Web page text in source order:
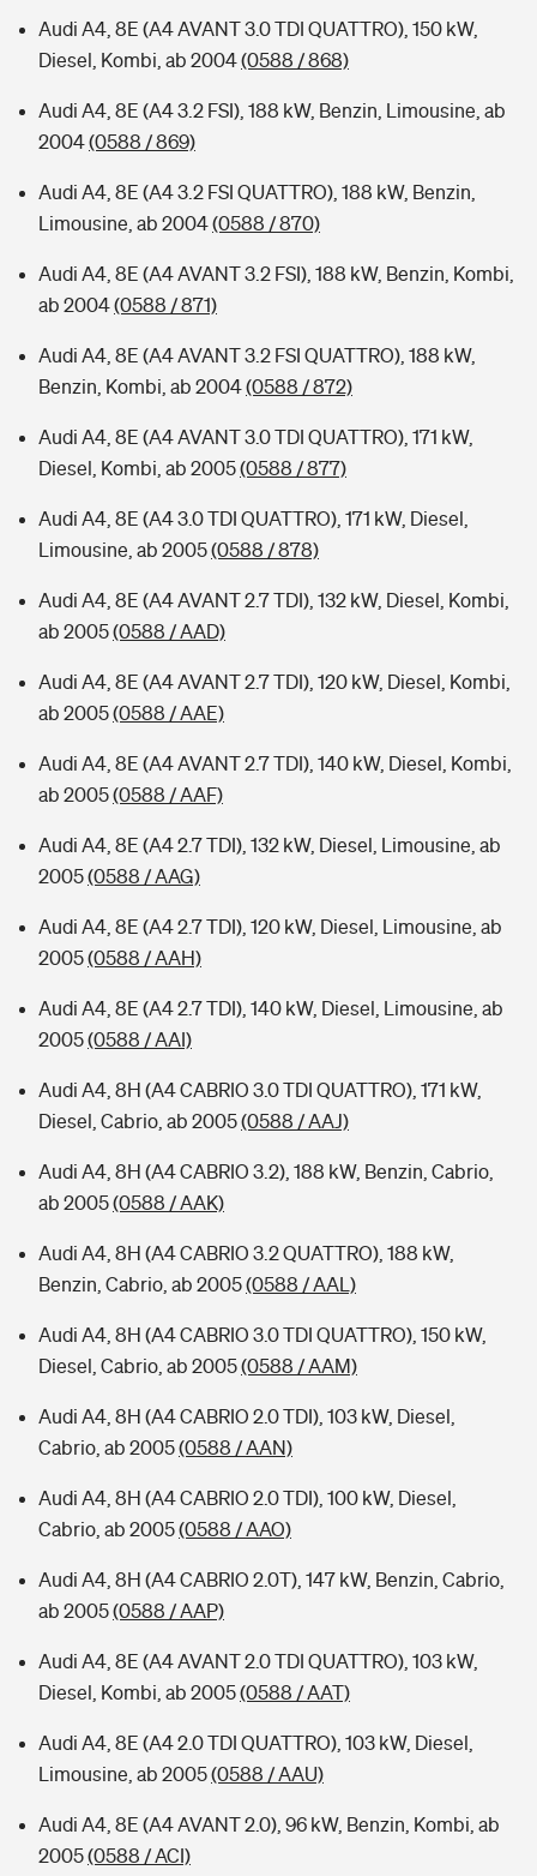
Audi A4, 8E (A4 AVANT 3.0 TDI QUATTRO), 150 kW,
Diesel, Kombi, ab 2004(0588 / 868)
Audi A4, 8E (A4 3.2 FSI), 188 kW, Benzin, Limousine, ab
2004(0588 / 869)
Audi A4, 8E (A4 3.2 FSI QUATTRO), 188 kW, Benzin,
Limousine, ab 2004(0588 / 870)
Audi A4, 8E (A4 AVANT 3.2 FSI), 188 kW, Benzin, Kombi,
ab 2004(0588 / 871)
Audi A4, 8E (A4 AVANT 3.2 FSI QUATTRO), 188 kW,
Benzin, Kombi, ab 2004(0588 / 872)
Audi A4, 8E (A4 AVANT 3.0 TDI QUATTRO), 171 kW,
Diesel, Kombi, ab 2005(0588 / 877)
Audi A4, 8E (A4 3.0 TDI QUATTRO), 171 kW, Diesel,
Limousine, ab 2005(0588 / 878)
Audi A4, 8E (A4 AVANT 2.7 TDI), 132 kW, Diesel, Kombi,
ab 2005(0588 / AAD)
Audi A4, 8E (A4 AVANT 2.7 TDI), 120 kW, Diesel, Kombi,
ab 2005(0588 / AAE)
Audi A4, 8E (A4 AVANT 2.7 TDI), 140 kW, Diesel, Kombi,
ab 2005(0588 / AAF)
Audi A4, 8E (A4 2.7 TDI), 132 kW, Diesel, Limousine, ab
2005(0588 / AAG)
Audi A4, 8E (A4 2.7 TDI), 120 kW, Diesel, Limousine, ab
2005(0588 / AAH)
Audi A4, 8E (A4 2.7 TDI), 140 kW, Diesel, Limousine, ab
2005(0588 / AAI)
Audi A4, 8H (A4 CABRIO 3.0 TDI QUATTRO), 171 kW,
Diesel, Cabrio, ab 2005(0588 / AAJ)
Audi A4, 8H (A4 CABRIO 3.2), 188 kW, Benzin, Cabrio,
ab 2005(0588 / AAK)
Audi A4, 8H (A4 CABRIO 3.2 QUATTRO), 188 kW,
Benzin, Cabrio, ab 2005(0588 / AAL)
Audi A4, 8H (A4 CABRIO 3.0 TDI QUATTRO), 150 kW,
Diesel, Cabrio, ab 2005(0588 / AAM)
Audi A4, 8H (A4 CABRIO 2.0 TDI), 103 kW, Diesel,
Cabrio, ab 2005(0588 / AAN)
Audi A4, 8H (A4 CABRIO 2.0 TDI), 100 kW, Diesel,
Cabrio, ab 2005(0588 / AAO)
Audi A4, 8H (A4 CABRIO 2.0T), 147 kW, Benzin, Cabrio,
ab 2005(0588 / AAP)
Audi A4, 8E (A4 AVANT 2.0 TDI QUATTRO), 103 kW,
Diesel, Kombi, ab 2005(0588 / AAT)
Audi A4, 8E (A4 2.0 TDI QUATTRO), 103 kW, Diesel,
Limousine, ab 2005(0588 / AAU)
Audi A4, 8E (A4 AVANT 2.0), 96 kW, Benzin, Kombi, ab
2005(0588 / ACI)